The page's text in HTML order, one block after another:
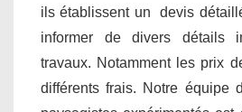
ils établissent un devis
informer de divers détails
travaux. Notamment les prix
différents frais. Notre équipe